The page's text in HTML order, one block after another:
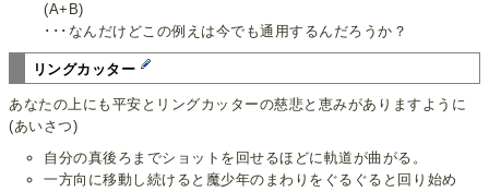
(A+B)
･･･なんだけどこの例えは今でも通用するんだろうか？
リングカッター
あなたの上にも平安とリングカッターの慈悲と恵みがありますように
(あいさつ)
自分の真後ろまでショットを回せるほどに軌道が曲がる。
一方向に移動し続けると魔少年のまわりをぐるぐると回り始め